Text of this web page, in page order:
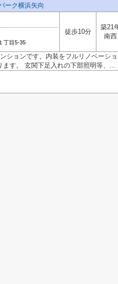
ーク横浜矢向
１丁目5-35
徒歩10分
築21
南西
ションです。内装をフルリノベーシ
す。 玄関下足入れの下部照明等、...